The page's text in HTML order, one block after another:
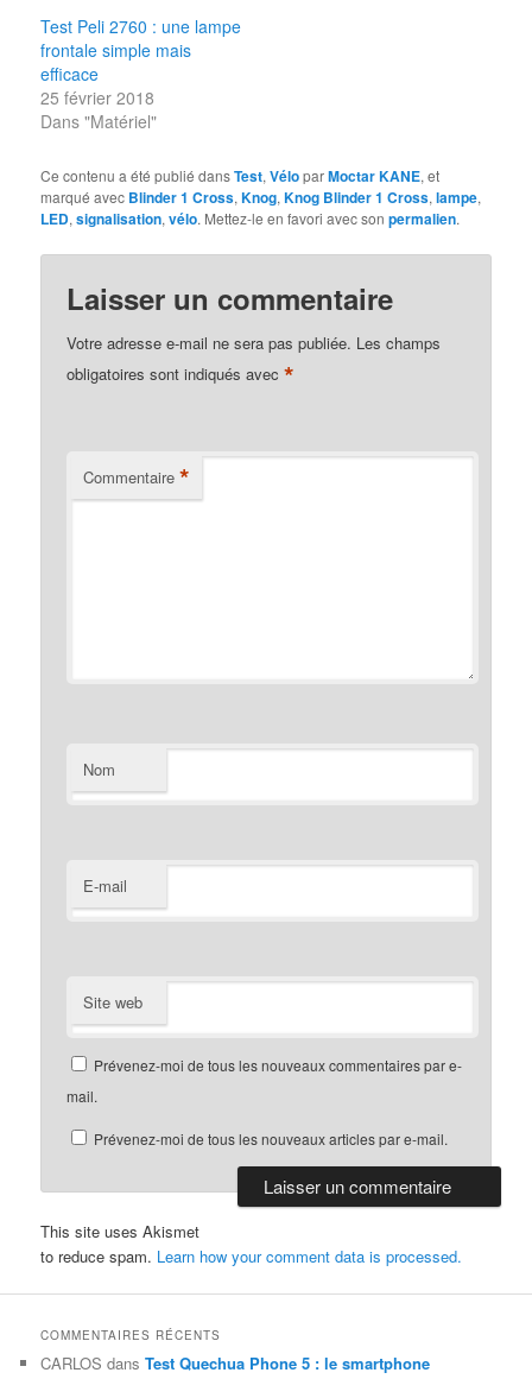
Test Peli 2760 : une lampe
frontale simple mais
efficace
25 février 2018
Dans "Matériel"
Ce contenu a été publié dansTest,VéloparMoctar KANE, et
marqué avec Blinder 1 Cross,Knog,Knog Blinder 1 Cross,lampe,
LED,signalisation,vélo. Mettez-le en favori avec sonpermalien.
Laisser un commentaire
Votre adresse e-mail ne sera pas publiée. Les champs
obligatoires sont indiqués avec*
Commentaire *
Nom
E-mail
Site web
Prévenez-moi de tous les nouveaux commentaires par e-
mail.
Prévenez-moi de tous les nouveaux articles par e-mail.
This site uses Akismet
to reduce spam. Learn how your comment data is processed.
COMMENTAIRES RÉCENTS
CARLOS dansTest Quechua Phone 5 : le smartphone